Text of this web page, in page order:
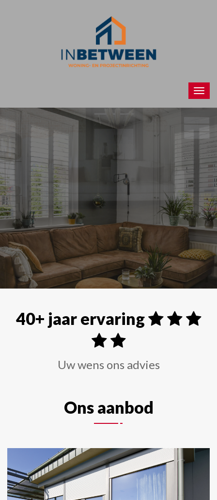
Raamdecoraties
Alle soorten raamdecoraties zoals shutters,
40+ jaar ervaring
Uw wens ons advies
Ons aanbod